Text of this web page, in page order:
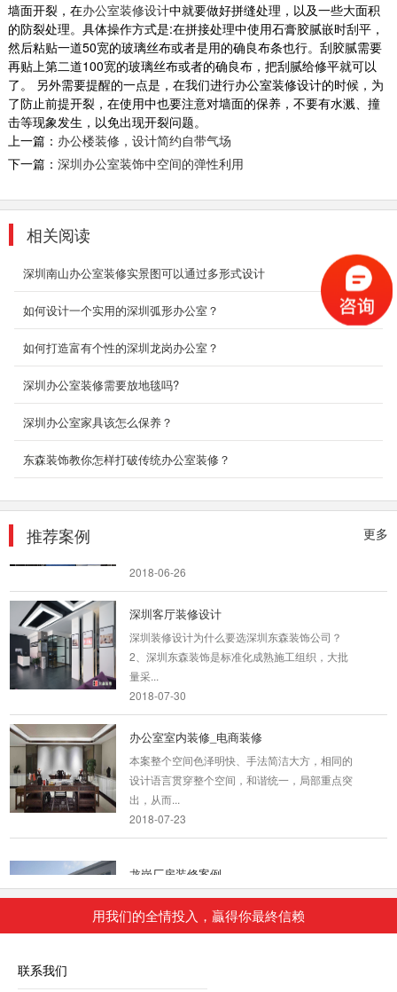
墙面开裂，在办公室装修设计中就要做好拼缝处理，以及一些大面积
的防裂处理。具体操作方式是:在拼接处理中使用石膏胶腻嵌时刮平，
然后粘贴一道50宽的玻璃丝布或者是用的确良布条也行。刮胶腻需要
再贴上第二道100宽的玻璃丝布或者的确良布，把刮腻给修平就可以
了。 另外需要提醒的一点是，在我们进行办公室装修设计的时候，为
了防止前提开裂，在使用中也要注意对墙面的保养，不要有水溅、撞
击等现象发生，以免出现开裂问题。
上一篇： 办公楼装修，设计简约自带气场
下一篇： 深圳办公室装饰中空间的弹性利用
相关阅读
深圳南山办公室装修实景图可以通过多形式设计
如何设计一个实用的深圳弧形办公室？
如何打造富有个性的深圳龙岗办公室？
深圳办公室装修需要放地毯吗?
深圳办公室家具该怎么保养？
东森装饰教你怎样打破传统办公室装修？
更多
推荐案例
我们知道随着网络科技的发展为我们的生活和工
作平添了无限的方便与快捷及舒适性，网络科技
时代人们更...
2018-08-29
互联网办公室装修
办公室是为处理一种特定事务的地方或提供服务
的地方，而办公室装修设计则能恰到好处的突出
2018-06-21
大数据，机器人，外太空，探秘火星，未来在向
我们招手，科技智能型企业的发展也是一日比
2018-07-30
深圳室内装修设计
这种风格强调以华丽的装饰、浓烈的色彩、精美
的造型达到雍容华贵的装饰效果。欧式客厅顶部
线条层...
2018-07-30
在IT产业不断扩张的大时代，不分昼夜的“数字民
2018-06-26
深圳客厅装修设计
深圳装修设计为什么要选深圳东森装饰公司？
2、深圳东森装饰是标准化成熟施工组织，大批
量采...
2018-07-30
办公室室内装修_电商装修
本案整个空间色泽明快、手法简洁大方，相同的
设计语言贯穿整个空间，和谐统一，局部重点突
出，从而...
2018-07-23
龙岗厂房装修案例
2018-06-21
用我们的全情投入，贏得你最終信赖
联系我们